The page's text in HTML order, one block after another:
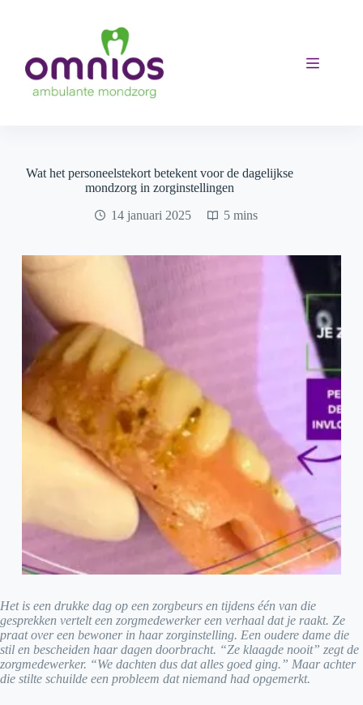
Wat het personeelstekort betekent voor de dagelijkse
mondzorg in zorginstellingen
14 januari 2025
5 mins
Het is een drukke dag op een zorgbeurs en tijdens één van die
gesprekken vertelt een zorgmedewerker een verhaal dat je raakt. Ze
praat over een bewoner in haar zorginstelling. Een oudere dame die
stil en bescheiden haar dagen doorbracht. “Ze klaagde nooit” zegt de
zorgmedewerker. “We dachten dus dat alles goed ging.” Maar achter
die stilte schuilde een probleem dat niemand had opgemerkt.